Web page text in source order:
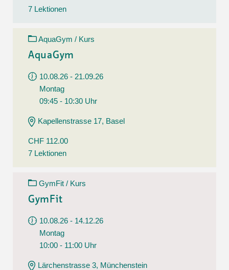
7 Lektionen
AquaGym / Kurs
AquaGym
10.08.26 - 21.09.26
Montag
09:45 - 10:30 Uhr
Kapellenstrasse 17, Basel
CHF 112.00
7 Lektionen
GymFit / Kurs
GymFit
10.08.26 - 14.12.26
Montag
10:00 - 11:00 Uhr
Lärchenstrasse 3, Münchenstein